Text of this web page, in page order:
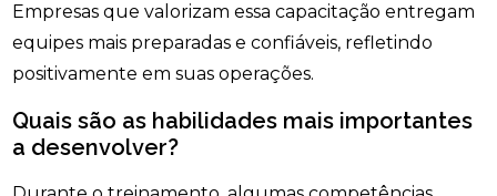
Empresas que valorizam essa capacitação entregam
equipes mais preparadas e confiáveis, refletindo
positivamente em suas operações.
Quais são as habilidades mais importantes
a desenvolver?